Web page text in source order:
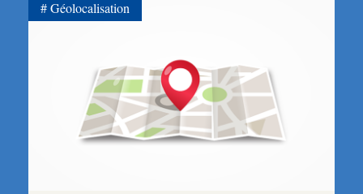
Géolocalisation